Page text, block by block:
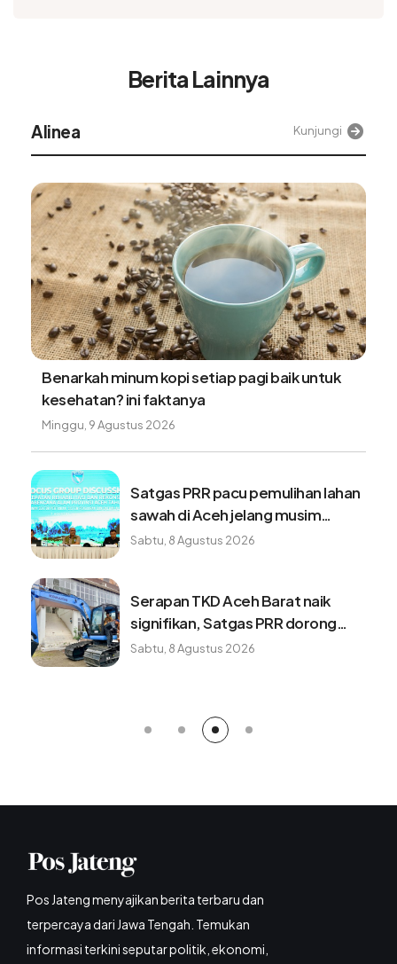
Berita Lainnya
Alinea Kunjungi
Benarkah minum kopi setiap pagi baik untuk
kesehatan? ini faktanya
Minggu, 9 Agustus 2026
Satgas PRR pacu pemulihan lahan
sawah di Aceh jelang musim
tanam baru
Sabtu, 8 Agustus 2026
Serapan TKD Aceh Barat naik
signifikan, Satgas PRR dorong
pemulihan bergerak lebih cepat
Sabtu, 8 Agustus 2026
Pos Jateng menyajikan berita terbaru dan
terpercaya dari Jawa Tengah. Temukan
informasi terkini seputar politik, ekonomi,